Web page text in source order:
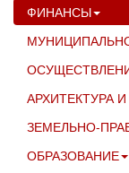
ФИНАНСЫ
АРХИТЕКТУРА
ЗЕМЕЛЬНО-
ОБРАЗОВАНИЕ